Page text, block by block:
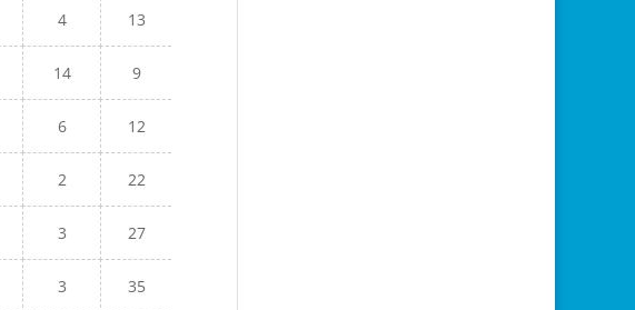
4 13
14 9
6 12
2 22
3 27
3 35